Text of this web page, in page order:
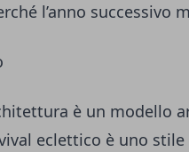
l’anno successivo
è un modello
eclettico è uno